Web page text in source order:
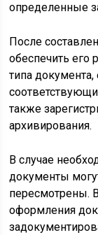
определенные
После
обеспечить его
типа
также
архивирования.
В случае
документы
пересмотрены.
оформления